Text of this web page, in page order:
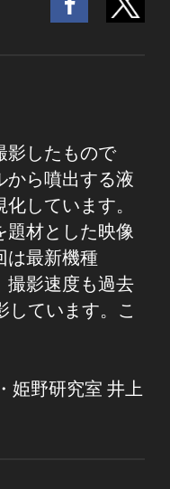
影したもので
から噴出する液
しています。
題材とした映像
は最新機種
撮影速度も過去
しています。こ
姫野研究室 井上